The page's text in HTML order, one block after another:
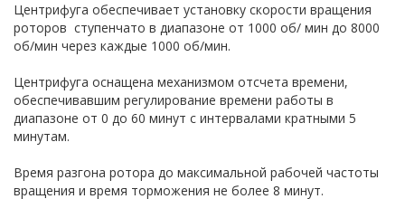
Центрифуга обеспечивает установку скорости вращения
роторов ступенчато в диапазоне от 1000 об/ мин до 8000
об/мин через каждые 1000 об/мин.
Центрифуга оснащена механизмом отсчета времени,
обеспечивавшим регулирование времени работы в
диапазоне от 0 до 60 минут с интервалами кратными 5
минутам.
Время разгона ротора до максимальной рабочей частоты
вращения и время торможения не более 8 минут.